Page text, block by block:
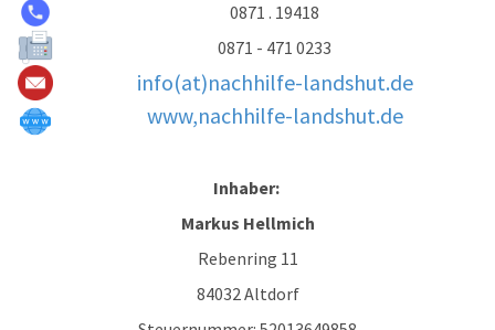
0871 . 19418
0871 - 471 0233
info(at)nachhilfe-landshut.de
www,nachhilfe-landshut.de
Inhaber:
Markus Hellmich
Rebenring 11
84032 Altdorf